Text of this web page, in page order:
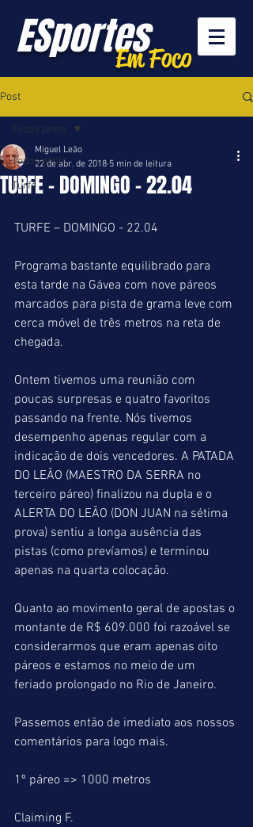
ESportesEm Foco
Post
Todos posts
Turfe
Todos posts
TURFE - DOMINGO - 22.04
Miguel Leão
22 de abr. de 2018 5 min de leitura
TURFE – DOMINGO - 22.04
Programa bastante equilibrado para
esta tarde na Gávea com nove páreos
marcados para pista de grama leve com
cerca móvel de três metros na reta de
chegada.
Ontem tivemos uma reunião com
poucas surpresas e quatro favoritos
passando na frente. Nós tivemos
desempenho apenas regular com a
indicação de dois vencedores. A PATADA
DO LEÃO (MAESTRO DA SERRA no
terceiro páreo) finalizou na dupla e o
ALERTA DO LEÃO (DON JUAN na sétima
prova) sentiu a longa ausência das
pistas (como prevíamos) e terminou
apenas na quarta colocação.
Quanto ao movimento geral de apostas o
montante de R$ 609.000 foi razoável se
considerarmos que eram apenas oito
páreos e estamos no meio de um
feriado prolongado no Rio de Janeiro.
Passemos então de imediato aos nossos
comentários para logo mais.
1º páreo => 1000 metros
Claiming F.